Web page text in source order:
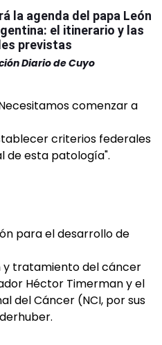
la agenda del papa León
el itinerario y las
previstas
Diario de Cuyo
comenzar a
criterios federales
de esta patología".
para el desarrollo de
y tratamiento del cáncer
Héctor Timerman y el
del Cáncer (NCI, por sus